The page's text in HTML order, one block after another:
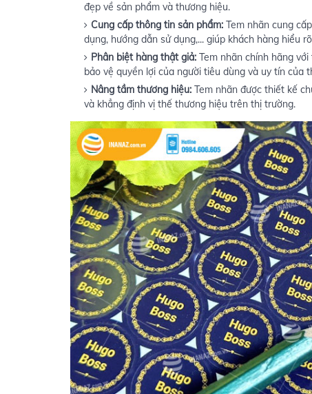
đẹp về sản phẩm và thương hiệu.
Cung cấp thông tin sản phẩm: Tem nhãn cung
dụng, hướng dẫn sử dụng,... giúp khách hàng hiểu
Phân biệt hàng thật giả: Tem nhãn chính hãng
bảo vệ quyền lợi của người tiêu dùng và uy tín của
Nâng tầm thương hiệu: Tem nhãn được thiết kế
và khẳng định vị thế thương hiệu trên thị trường.